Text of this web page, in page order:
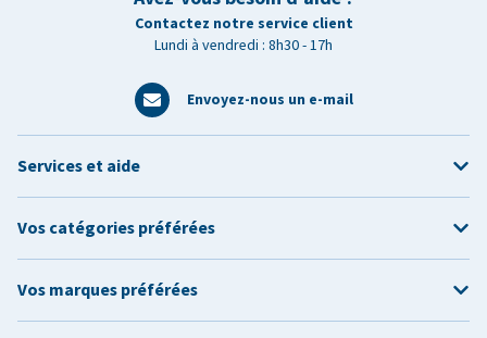
Contactez notre service client
Lundi à vendredi : 8h30 - 17h
Envoyez-nous un e-mail
Services et aide
Vos catégories préférées
Vos marques préférées